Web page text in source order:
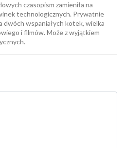
czasopism zamieniła na
technologicznych. Prywatnie
dwóch wspaniałych kotek, wielka
i filmów. Może z wyjątkiem